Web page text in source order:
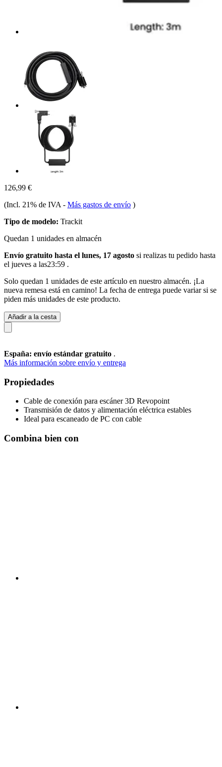
126,99 €
(Incl. 21% de IVA - Más gastos de envío )
Tipo de modelo: Trackit
Quedan 1 unidades en almacén
Envío gratuito hasta el lunes, 17 agosto si realizas tu pedido hasta
el jueves a las23:59 .
Solo quedan 1 unidades de este artículo en nuestro almacén. ¡La
nueva remesa está en camino! La fecha de entrega puede variar si se
piden más unidades de este producto.
Añadir a la cesta
España: envío estándar gratuito .
Más información sobre envío y entrega
Propiedades
Cable de conexión para escáner 3D Revopoint
Transmisión de datos y alimentación eléctrica estables
Ideal para escaneado de PC con cable
Combina bien con